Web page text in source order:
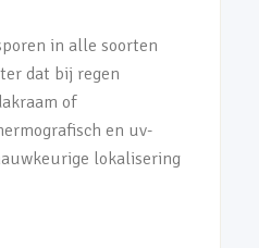
in alle soorten
dat bij regen
of
en uv-
lokalisering